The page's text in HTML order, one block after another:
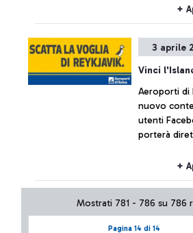
momento
comportato
traffico di
resta
regolare.
+
3 aprile
Vinci
Aeroporti di
nuovo
utenti
porterà
vedrà
Vueling da
+
Pagina 14 di 14
Mostrati 781 - 786 su 786